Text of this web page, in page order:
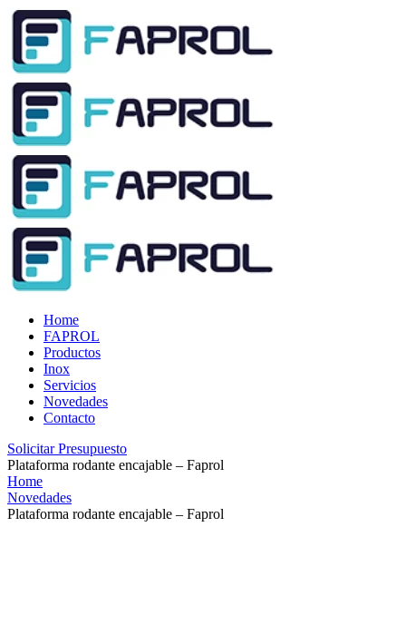
Home
FAPROL
Productos
Inox
Servicios
Novedades
Contacto
Solicitar Presupuesto
Plataforma rodante encajable – Faprol
Home
Novedades
Plataforma rodante encajable – Faprol